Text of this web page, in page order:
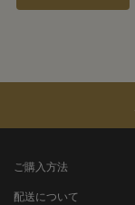
ご購入方法
配送について